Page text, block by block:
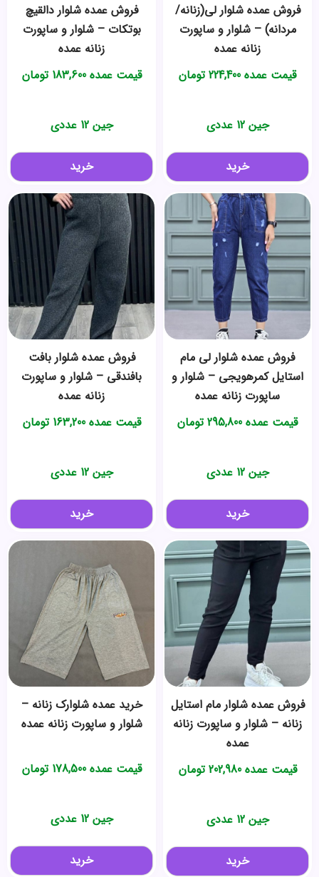
فروش عمده شلوار لی(زنانه/
مردانه) – شلوار و ساپورت
زنانه عمده
قیمت عمده224,400 تومان
جین 12 عددی
خرید
فروش عمده شلوار دالقیچ
بوتکات – شلوار و ساپورت
زنانه عمده
قیمت عمده183,600 تومان
جین 12 عددی
خرید
فروش عمده شلوار لی مام
استایل کمرهویجی – شلوار و
ساپورت زنانه عمده
قیمت عمده295,800 تومان
جین 12 عددی
خرید
فروش عمده شلوار بافت
بافندقی – شلوار و ساپورت
زنانه عمده
قیمت عمده163,200 تومان
جین 12 عددی
خرید
فروش عمده شلوار مام استایل
زنانه – شلوار و ساپورت زنانه
عمده
قیمت عمده202,980 تومان
جین 12 عددی
خرید
خرید عمده شلوارک زنانه –
شلوار و ساپورت زنانه عمده
قیمت عمده178,500 تومان
جین 12 عددی
خرید